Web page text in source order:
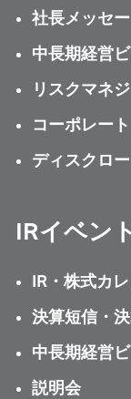
社長メッセ
中長期経営
リスクマネ
コーポレー
ディスクロ
IRイベン
IR・株式カ
決算短信・
中長期経営
説明会